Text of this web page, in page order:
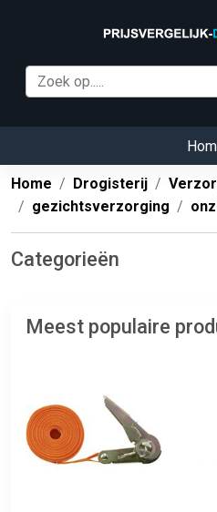
Home Drogisterij
gezichtsverzorging
Categorieën
Meest populaire